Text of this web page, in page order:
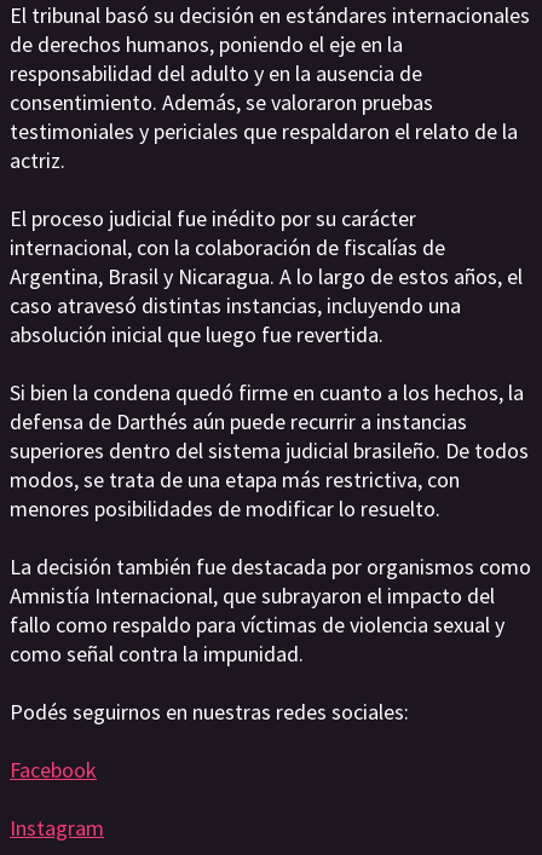
El tribunal basó su decisión en estándares internacionales
de derechos humanos, poniendo el eje en la
responsabilidad del adulto y en la ausencia de
consentimiento. Además, se valoraron pruebas
testimoniales y periciales que respaldaron el relato de la
actriz.
El proceso judicial fue inédito por su carácter
internacional, con la colaboración de fiscalías de
Argentina, Brasil y Nicaragua. A lo largo de estos años, el
caso atravesó distintas instancias, incluyendo una
absolución inicial que luego fue revertida.
Si bien la condena quedó firme en cuanto a los hechos, la
defensa de Darthés aún puede recurrir a instancias
superiores dentro del sistema judicial brasileño. De todos
modos, se trata de una etapa más restrictiva, con
menores posibilidades de modificar lo resuelto.
La decisión también fue destacada por organismos como
Amnistía Internacional, que subrayaron el impacto del
fallo como respaldo para víctimas de violencia sexual y
como señal contra la impunidad.
Podés seguirnos en nuestras redes sociales:
Facebook
Instagram